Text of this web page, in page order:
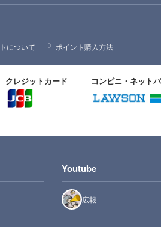
について ポイント購入方法
クレジットカード コンビニ・ネット
Youtube
広報